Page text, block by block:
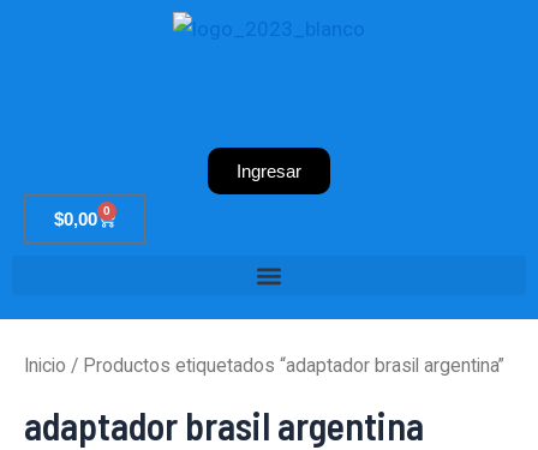
Ingresar
$0,00 0
Cart
Inicio / Productos etiquetados “adaptador brasil argentina”
adaptador brasil argentina